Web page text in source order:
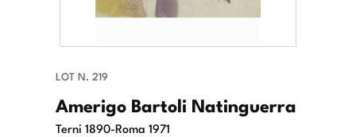
LOT N. 219
Amerigo Bartoli Natinguerra
Terni 1890-Roma 1971